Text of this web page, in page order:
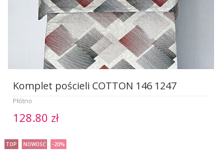
Komplet pościeli COTTON 146 1247
Płótno
128.80 zł
TOP NOWOŚĆ -20%